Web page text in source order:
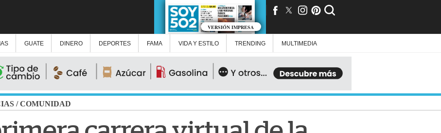
VERSIÓN IMPRESA
GUATE DINERO DEPORTES FAMA VIDA Y ESTILO TRENDING MULTIMEDIA
/COMUNIDAD